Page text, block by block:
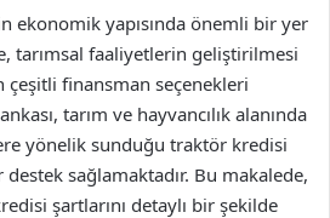
ekonomik yapısında önemli bir yer
tarımsal faaliyetlerin geliştirilmesi
finansman seçenekleri
tarım ve hayvancılık alanında
yönelik sunduğu traktör kredisi
sağlamaktadır. Bu makalede,
şartlarını detaylı bir şekilde